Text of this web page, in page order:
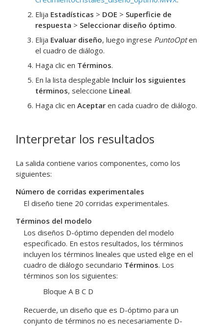
Elija Estadísticas > DOE > Superficie de
respuesta > Seleccionar diseño óptimo.
Elija Evaluar diseño, luego ingrese PuntoOpten
el cuadro de diálogo.
Haga clic en Términos.
En la lista desplegable Incluir los siguientes
términos, seleccione Lineal.
Haga clic en Aceptar en cada cuadro de diálogo.
Interpretar los resultados
La salida contiene varios componentes, como los
siguientes:
Número de corridas experimentales
El diseño tiene 20 corridas experimentales.
Términos del modelo
Los diseños D-óptimo dependen del modelo
especificado. En estos resultados, los términos
incluyen los términos lineales que usted elige en el
cuadro de diálogo secundario Términos. Los
términos son los siguientes:
Bloque A B C D
Recuerde, un diseño que es D-óptimo para un
conjunto de términos no es necesariamente D-